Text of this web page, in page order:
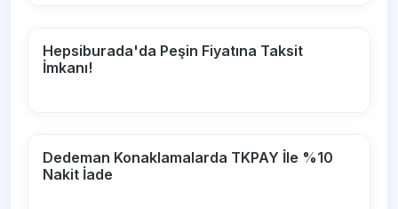
Hepsiburada'da Peşin Fiyatına Taksit
İmkanı!
Dedeman Konaklamalarda TKPAY İle %10
Nakit İade